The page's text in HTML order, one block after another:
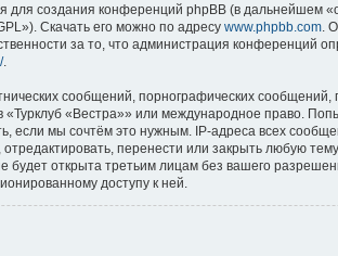
создания конференций phpBB (в дальнейшем
Скачать его можно по адресу www.phpbb.com .
за то, что администрация конференций
.
сообщений, порнографических
«Турклуб «Вестра»» или международное право.
если мы сочтём это нужным. IP-адреса всех
перенести или закрыть любую
открыта третьим лицам без вашего
доступу к ней.